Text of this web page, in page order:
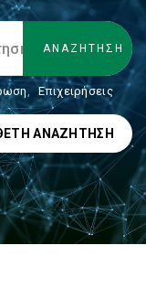
, Επιχειρήσεις
ΑΝΑΖΉΤΗΣΗ